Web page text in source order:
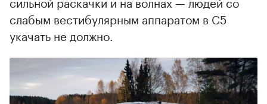
слабым вестибулярным аппаратом в C5
укачать не должно.